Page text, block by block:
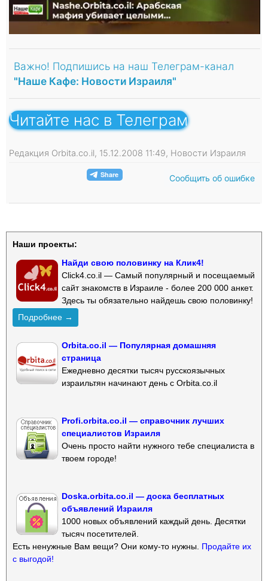
Важно! Подпишись на наш Телеграм-канал
"Наше Кафе: Новости Израиля"
Читайте нас в Телеграм
Редакция Orbita.co.il, 15.12.2008 11:49, Новости Израиля
Сообщить об ошибке
Наши проекты:
Найди свою половинку на Клик4!
Click4.co.il — Самый популярный и посещаемый
сайт знакомств в Израиле - более 200 000 анкет.
Здесь ты обязательно найдешь свою половинку!
Подробнее →
Orbita.co.il — Популярная домашняя
страница
Ежедневно десятки тысяч русскоязычных
израильтян начинают день с Orbita.co.il
Profi.orbita.co.il — справочник лучших
специалистов Израиля
Очень просто найти нужного тебе специалиста в
твоем городе!
Doska.orbita.co.il — доска бесплатных
объявлений Израиля
1000 новых объявлений каждый день. Десятки
тысяч посетителей.
Есть ненужные Вам вещи? Они кому-то нужны. Продайте их
с выгодой!